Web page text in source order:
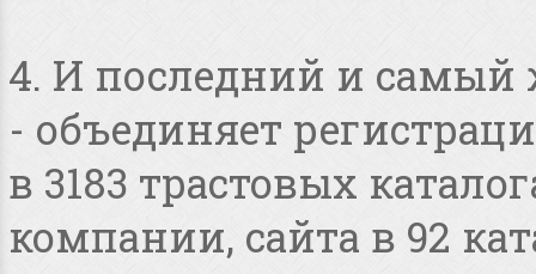
4. И последний и
- объединяет
в 3183 трастовых
компании, сайта в 92